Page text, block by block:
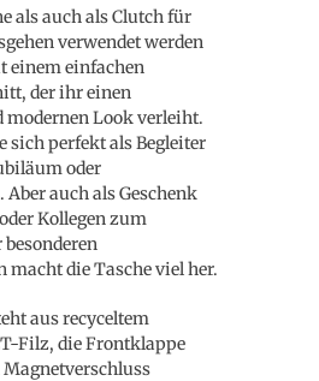
als auch als Clutch für
verwendet werden
einem einfachen
der ihr einen
Look verleiht.
sich perfekt als Begleiter
oder
Aber auch als Geschenk
Kollegen zum
besonderen
macht die Tasche viel her.
aus recyceltem
Filz, die Frontklappe